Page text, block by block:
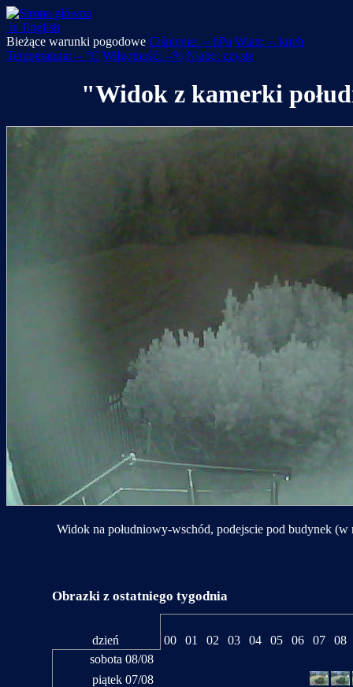
in English
Bieżące warunki pogodowe Ciśnienie: -- hPa Wiatr: -- km/h
Temperatura: -- °C Wilgotność: --% Niebo: czyste
"Widok z kamerki
Widok na południowy-wschód, podejscie pod budynek
Obrazki z ostatniego tygodnia
dzień 00 01 02 03 04 05 06 07
08
sobota 08/08
piątek 07/08